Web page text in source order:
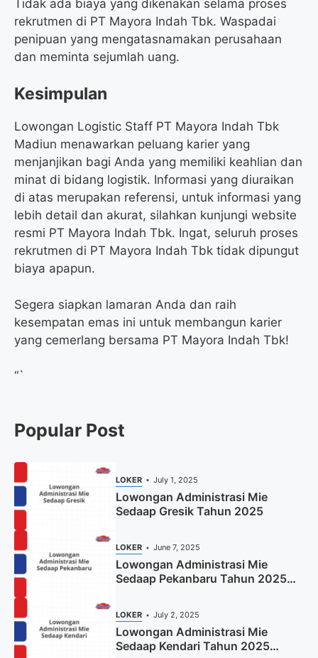
Tidak ada biaya yang dikenakan selama proses
rekrutmen di PT Mayora Indah Tbk. Waspadai
penipuan yang mengatasnamakan perusahaan
dan meminta sejumlah uang.
Kesimpulan
Lowongan Logistic Staff PT Mayora Indah Tbk
Madiun menawarkan peluang karier yang
menjanjikan bagi Anda yang memiliki keahlian dan
minat di bidang logistik. Informasi yang diuraikan
di atas merupakan referensi, untuk informasi yang
lebih detail dan akurat, silahkan kunjungi website
resmi PT Mayora Indah Tbk. Ingat, seluruh proses
rekrutmen di PT Mayora Indah Tbk tidak dipungut
biaya apapun.
Segera siapkan lamaran Anda dan raih
kesempatan emas ini untuk membangun karier
yang cemerlang bersama PT Mayora Indah Tbk!
“`
Popular Post
LOKER July 1, 2025
Lowongan Administrasi Mie
Sedaap Gresik Tahun 2025
LOKER June 7, 2025
Lowongan Administrasi Mie
Sedaap Pekanbaru Tahun 2025
LOKER July 2, 2025
Lowongan Administrasi Mie
Sedaap Kendari Tahun 2025